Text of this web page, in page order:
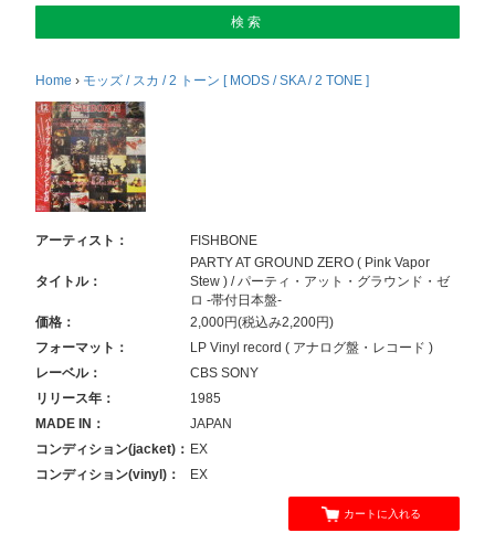
Home › モッズ / スカ / 2 トーン [ MODS / SKA / 2 TONE ]
アーティスト： FISHBONE
タイトル：
PARTY AT GROUND ZERO ( Pink Vapor
Stew ) / パーティ・アット・グラウンド・ゼ
ロ -帯付日本盤-
価格：
2,000円(税込み2,200円)
フォーマット：
LP Vinyl record ( アナログ盤・レコード )
レーベル：
CBS SONY
リリース年：
1985
MADE IN：
JAPAN
コンディション(jacket)： EX
コンディション(vinyl)：
EX
カートに入れる